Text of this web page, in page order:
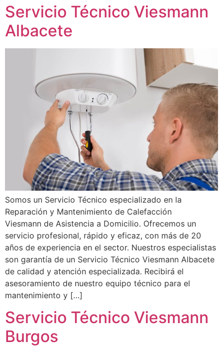
Servicio Técnico Viesmann
Albacete
Somos un Servicio Técnico especializado en la
Reparación y Mantenimiento de Calefacción
Viesmann de Asistencia a Domicilio. Ofrecemos un
servicio profesional, rápido y eficaz, con más de 20
años de experiencia en el sector. Nuestros especialistas
son garantía de un Servicio Técnico Viesmann Albacete
de calidad y atención especializada. Recibirá el
asesoramiento de nuestro equipo técnico para el
mantenimiento y […]
Servicio Técnico Viesmann
Burgos